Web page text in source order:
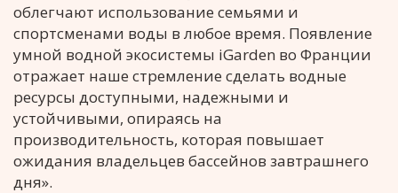
облегчают использование семьями и
спортсменами воды в любое время. Появление
умной водной экосистемы iGarden во Франции
отражает наше стремление сделать водные
ресурсы доступными, надежными и
устойчивыми, опираясь на
производительность, которая повышает
ожидания владельцев бассейнов завтрашнего
дня».